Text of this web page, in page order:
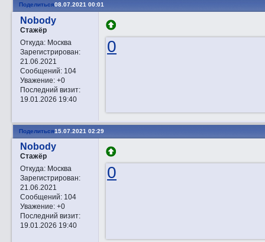
Поделиться08.07.2021 00:01
Nobody
Стажёр
Откуда:Москва
Зарегистрирован:
21.06.2021
Сообщений:104
Уважение: +0
Последний визит:
19.01.2026 19:40
0
Поделиться15.07.2021 02:29
Nobody
Стажёр
Откуда:Москва
Зарегистрирован:
21.06.2021
Сообщений:104
Уважение: +0
Последний визит:
19.01.2026 19:40
0